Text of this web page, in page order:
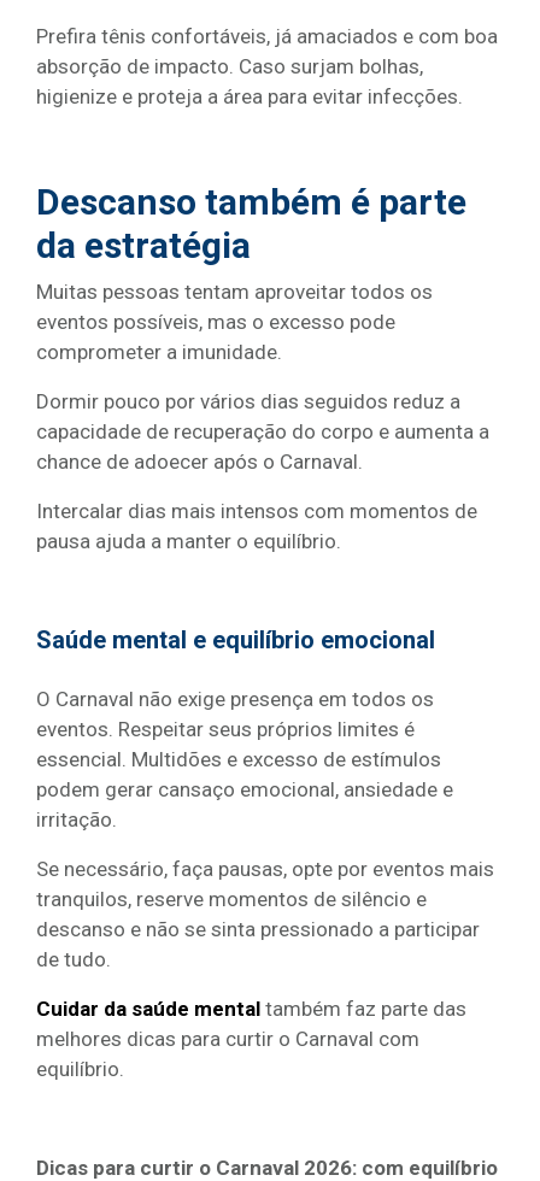
Prefira tênis confortáveis, já amaciados e com boa
absorção de impacto. Caso surjam bolhas,
higienize e proteja a área para evitar infecções.
Descanso também é parte
da estratégia
Muitas pessoas tentam aproveitar todos os
eventos possíveis, mas o excesso pode
comprometer a imunidade.
Dormir pouco por vários dias seguidos reduz a
capacidade de recuperação do corpo e aumenta a
chance de adoecer após o Carnaval.
Intercalar dias mais intensos com momentos de
pausa ajuda a manter o equilíbrio.
Saúde mental e equilíbrio emocional
O Carnaval não exige presença em todos os
eventos. Respeitar seus próprios limites é
essencial. Multidões e excesso de estímulos
podem gerar cansaço emocional, ansiedade e
irritação.
Se necessário, faça pausas, opte por eventos mais
tranquilos, reserve momentos de silêncio e
descanso e não se sinta pressionado a participar
de tudo.
Cuidar da saúde mental também faz parte das
melhores dicas para curtir o Carnaval com
equilíbrio.
Dicas para curtir o Carnaval 2026: com equilíbrio